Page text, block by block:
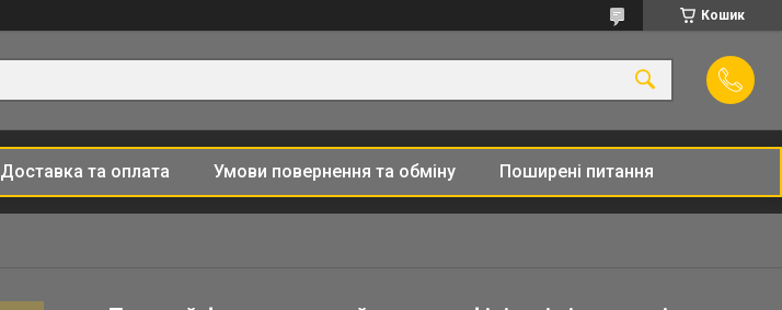
Кошик
Доставка та оплата Умови повернення та обміну Поширені питання